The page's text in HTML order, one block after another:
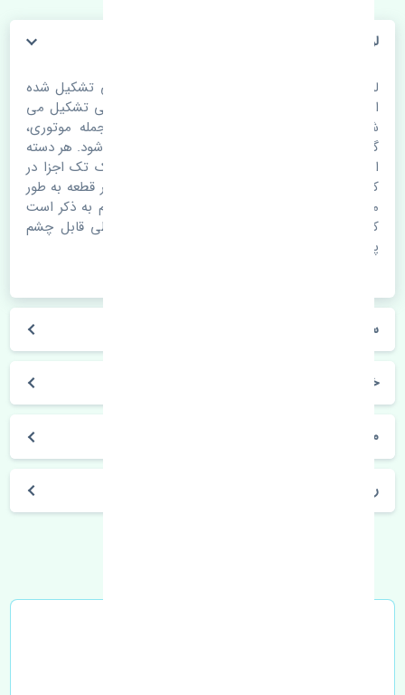
لوازم یدکی سانگ یانگ اکتیون
لوازم یدکی
از قطعات مختلفی تشکیل شده
است. هر خوردو معمولا از 4 الی 5 هزار قطعه یدکی تشکیل می
شود. قطعات یدکی در دسته های مختلفی از جمله موتوری،
گیربکس، بدنه، تعلیق، برقی و .... تقسیم بندی می شود. هر دسته
از قطعات شامل تعداد زیادی از اجزا می شود. تک تک اجزا در
کنار هم یک خودرو را تشکیل می دهند. کیفیت هر قطعه به طور
مستقیم روی دیگر لوازم یدکی تاثیر می گذارد. لازم به ذکر است
که کیفیت قطعات لوازم یدکی تحت هیچ شرایطی قابل چشم
پوشی نیست.
سانگ یانگ اکتیون
خودروسازی سانگ یانگ
مشخصات فنی سانگ یانگ اکتیون
راه های ارتباطی با تنشی پارت